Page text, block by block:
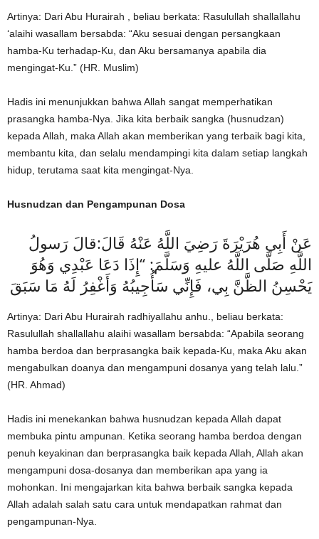
Artinya: Dari Abu Hurairah , beliau berkata: Rasulullah shallallahu
‘alaihi wasallam bersabda: “Aku sesuai dengan persangkaan
hamba-Ku terhadap-Ku, dan Aku bersamanya apabila dia
mengingat-Ku.” (HR. Muslim)
Hadis ini menunjukkan bahwa Allah sangat memperhatikan
prasangka hamba-Nya. Jika kita berbaik sangka (husnudzan)
kepada Allah, maka Allah akan memberikan yang terbaik bagi kita,
membantu kita, dan selalu mendampingi kita dalam setiap langkah
hidup, terutama saat kita mengingat-Nya.
Husnudzan dan Pengampunan Dosa
عَنْ أَبِي هُرَيْرَةَ رَضِيَ اللَّهُ عَنْهُ قَالَ:قالَ رَسولُ
اللَّهِ صَلَّى اللَّهُ عليهِ وَسَلَّمَ: “إِذَا دَعَا عَبْدِي وَهُوَ
يَحْسِنُ الظَّنَّ بِي، فَإِنِّي سَأُجِيبُهُ وَأَغْفِرُ لَهُ مَا سَبَقَ
Artinya: Dari Abu Hurairah radhiyallahu anhu., beliau berkata:
Rasulullah shallallahu alaihi wasallam bersabda: “Apabila seorang
hamba berdoa dan berprasangka baik kepada-Ku, maka Aku akan
mengabulkan doanya dan mengampuni dosanya yang telah lalu.”
(HR. Ahmad)
Hadis ini menekankan bahwa husnudzan kepada Allah dapat
membuka pintu ampunan. Ketika seorang hamba berdoa dengan
penuh keyakinan dan berprasangka baik kepada Allah, Allah akan
mengampuni dosa-dosanya dan memberikan apa yang ia
mohonkan. Ini mengajarkan kita bahwa berbaik sangka kepada
Allah adalah salah satu cara untuk mendapatkan rahmat dan
pengampunan-Nya.